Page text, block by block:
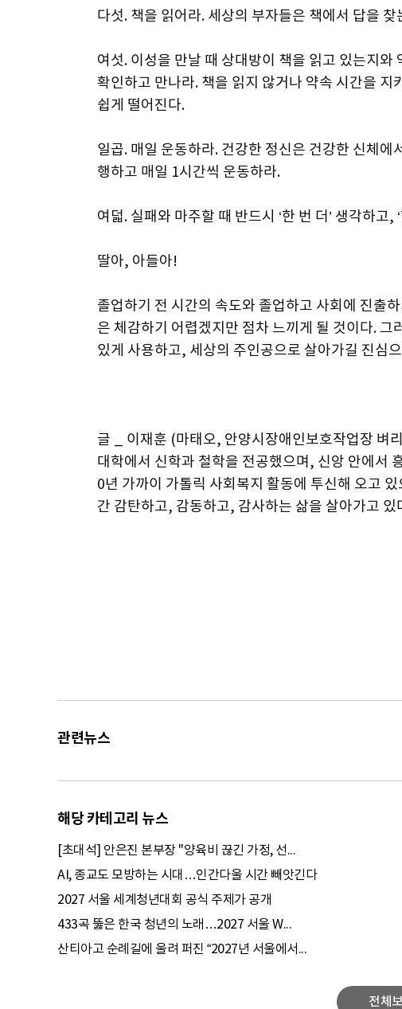
다섯. 책을 읽어라. 세상의 부자들은 책에서 답을 찾
여섯. 이성을 만날 때 상대방이 책을 읽고 있는지와
확인하고 만나라. 책을 읽지 않거나 약속 시간을
쉽게 떨어진다.
일곱. 매일 운동하라. 건강한 정신은 건강한 신체
행하고 매일 1시간씩 운동하라.
여덟. 실패와 마주할 때 반드시 ‘한 번 더’ 생각하고,
딸아, 아들아!
졸업하기 전 시간의 속도와 졸업하고 사회에 진출
은 체감하기 어렵겠지만 점차 느끼게 될 것이다. 그
있게 사용하고, 세상의 주인공으로 살아가길 진심
글 _ 이재훈 (마태오, 안양시장애인보호작업장 벼
대학에서 신학과 철학을 전공했으며, 신앙 안에서
0년 가까이 가톨릭 사회복지 활동에 투신해 오고
간 감탄하고, 감동하고, 감사하는 삶을 살아가고 있
관련뉴스
해당 카테고리 뉴스
[초대석] 안은진 본부장 "양육비 끊긴 가정, 선...
AI, 종교도 모방하는 시대…인간다울 시간 빼앗긴다
2027 서울 세계청년대회 공식 주제가 공개
433곡 뚫은 한국 청년의 노래…2027 서울 W...
산티아고 순례길에 울려 퍼진 “2027년 서울에서...
전체